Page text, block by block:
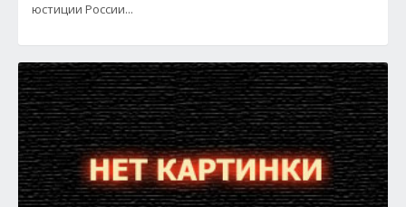
юстиции России...